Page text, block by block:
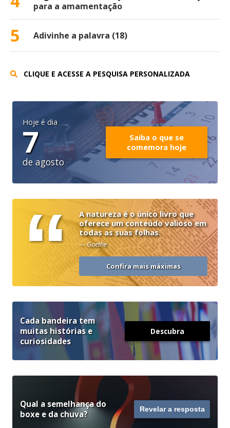
para a amamentação
5 Adivinhe a palavra (18)
CLIQUE E ACESSE A PESQUISA PERSONALIZADA
Hoje é dia
7
de agosto
Saiba o que se
comemora hoje
“
A natureza é o único livro que
oferece um conteúdo valioso em
todas as suas folhas.
— Goethe
Confira mais máximas
Cada bandeira tem
muitas histórias e
curiosidades
Descubra
Qual a semelhança do
boxe e da chuva?
Revelar a resposta